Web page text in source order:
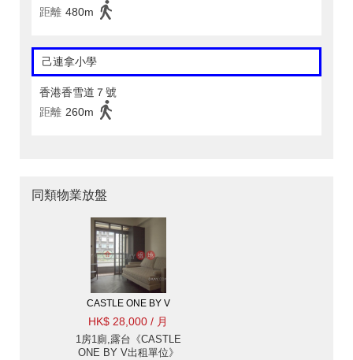
距離 480m
己連拿小學
香港香雪道７號
距離 260m
同類物業放盤
CASTLE ONE BY V
HK$ 28,000 / 月
1房1廁,露台《CASTLE
ONE BY V出租單位》